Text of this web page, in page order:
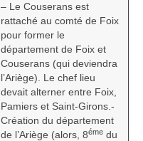
– Le Couserans est
rattaché au comté de Foix
pour former le
département de Foix et
Couserans (qui deviendra
l’Ariège). Le chef lieu
devait alterner entre Foix,
Pamiers et Saint-Girons.-
Création du département
de l’Ariège (alors, 8éme du